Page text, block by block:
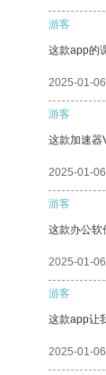
游客
这款app的
2025-01-06
游客
这款加速器
2025-01-06
游客
这款办公软
2025-01-06
游客
这款app让
2025-01-06